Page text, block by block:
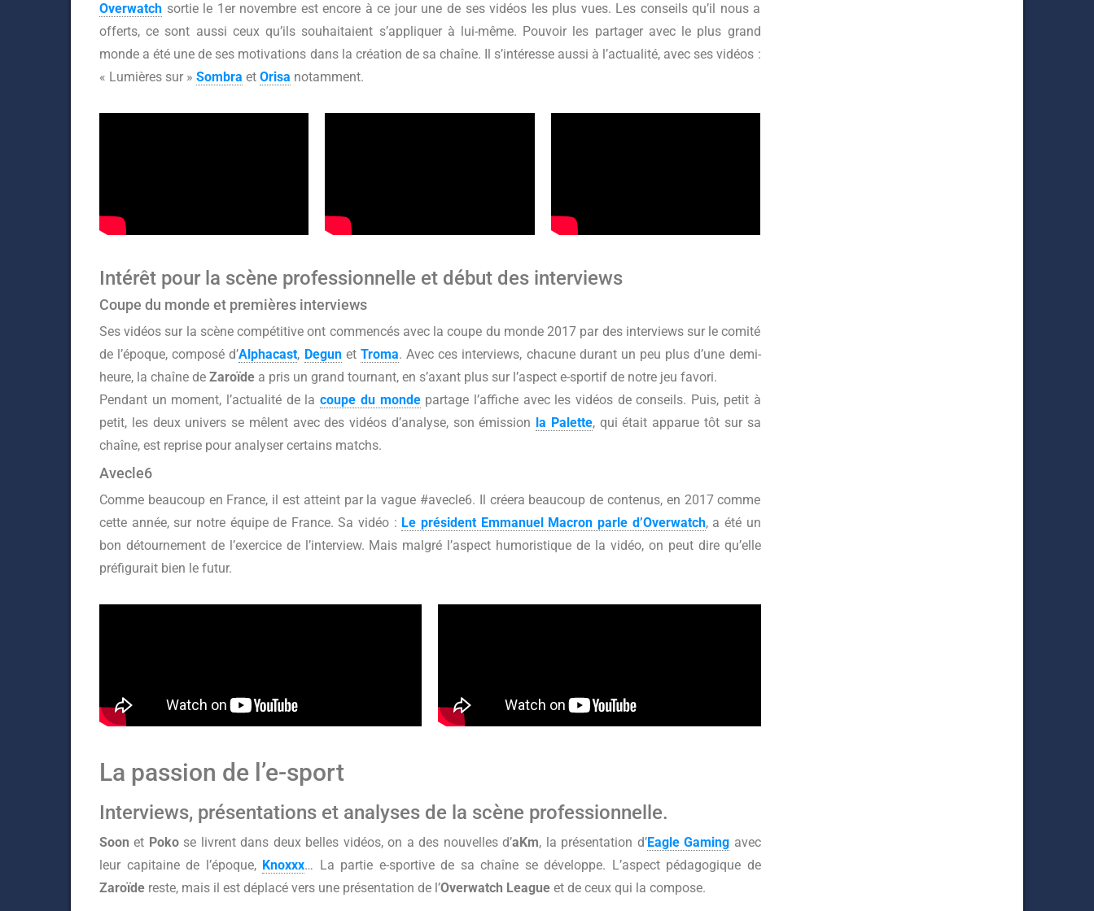
Overwatch sortie le 1er novembre est encore à ce jour une de ses vidéos les plus vues. Les conseils qu’il nous a
offerts, ce sont aussi ceux qu’ils souhaitaient s’appliquer à lui-même. Pouvoir les partager avec le plus grand
monde a été une de ses motivations dans la création de sa chaîne. Il s’intéresse aussi à l’actualité, avec ses vidéos :
« Lumières sur » Sombra et Orisa notamment.
Intérêt pour la scène professionnelle et début des interviews
Coupe du monde et premières interviews
Ses vidéos sur la scène compétitive ont commencés avec la coupe du monde 2017 par des interviews sur le comité
de l’époque, composé d’Alphacast, Degunet Troma. Avec ces interviews, chacune durant un peu plus d’une demi-
heure, la chaîne de Zaroïde a pris un grand tournant, en s’axant plus sur l’aspect e-sportif de notre jeu favori.
Pendant un moment, l’actualité de lacoupe du mondepartage l’affiche avec les vidéos de conseils. Puis, petit à
petit, les deux univers se mêlent avec des vidéos d’analyse, son émission la Palette, qui était apparue tôt sur sa
chaîne, est reprise pour analyser certains matchs.
Avecle6
Comme beaucoup en France, il est atteint par la vague #avecle6. Il créera beaucoup de contenus, en 2017 comme
cette année, sur notre équipe de France. Sa vidéo : Le président Emmanuel Macron parle d’Overwatch, a été un
bon détournement de l’exercice de l’interview. Mais malgré l’aspect humoristique de la vidéo, on peut dire qu’elle
préfigurait bien le futur.
La passion de l’e-sport
Interviews, présentations et analyses de la scène professionnelle.
Soon et Poko se livrent dans deux belles vidéos, on a des nouvelles d’aKm, la présentation d’Eagle Gaming avec
leur capitaine de l’époque, Knoxxx… La partie e-sportive de sa chaîne se développe. L’aspect pédagogique de
Zaroïde reste, mais il est déplacé vers une présentation de l’Overwatch League et de ceux qui la compose.